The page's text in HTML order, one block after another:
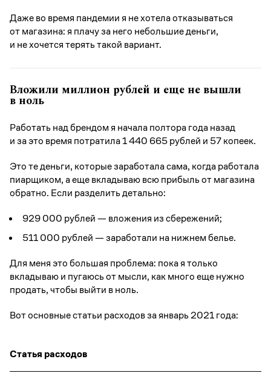
Даже во время пандемии я не хотела отказываться
от магазина: я плачу за него небольшие деньги,
и не хочется терять такой вариант.
Вложили миллион рублей и еще не вышли
в ноль
Работать над брендом я начала полтора года назад
и за это время потратила 1 440 665 рублей и 57 копеек.
Это те деньги, которые заработала сама, когда работала
пиарщиком, а еще вкладываю всю прибыль от магазина
обратно. Если разделить детально:
929 000 рублей — вложения из сбережений;
511 000 рублей — заработали на нижнем белье.
Для меня это большая проблема: пока я только
вкладываю и пугаюсь от мысли, как много еще нужно
продать, чтобы выйти в ноль.
Вот основные статьи расходов за январь 2021 года:
Статья расходов